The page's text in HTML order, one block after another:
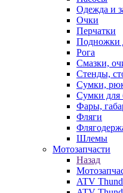
Одежда и
Очки
Перчатки
Подножки
Рога
Смазки,
Стенды,
Сумки,
Сумки для
Фары,
Фляги
Шлемы
Мотозапчасти
Назад
ATV